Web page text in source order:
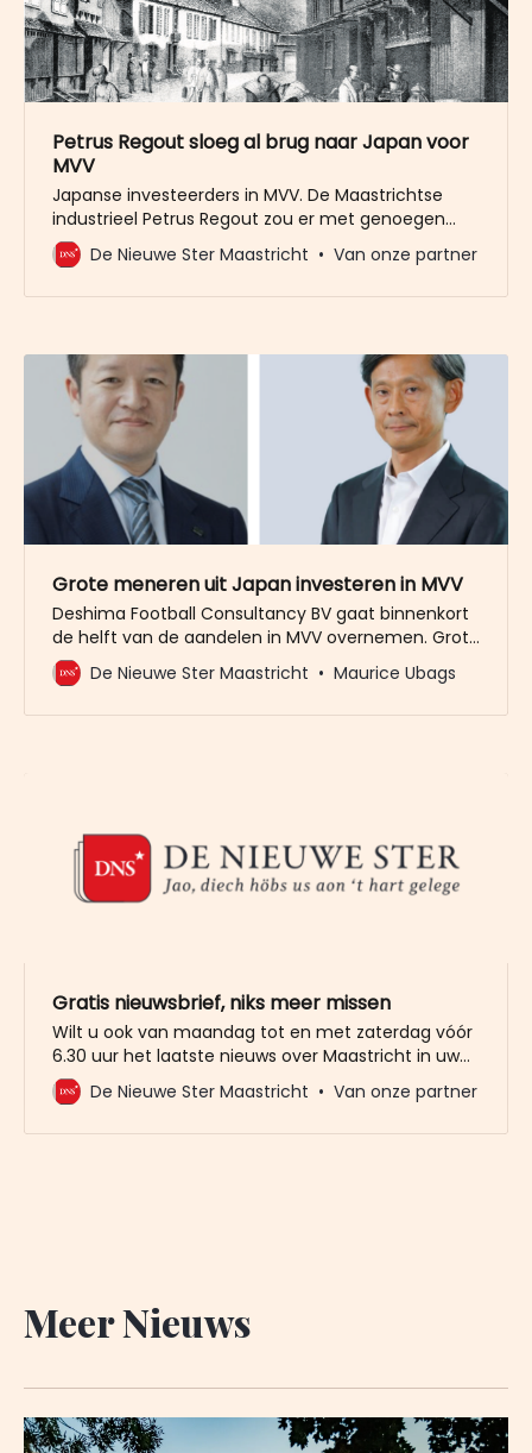
Petrus Regout sloeg al brug naar Japan voor
MVV
Japanse investeerders in MVV. De Maastrichtse
industrieel Petrus Regout zou er met genoegen
naar hebben gekeken. Regout zag als een van de
eerste de enorme mogelijkheden die handel
De Nieuwe Ster Maastricht Van onze partner
Grote meneren uit Japan investeren in MVV
Deshima Football Consultancy BV gaat binnenkort
de helft van de aandelen in MVV overnemen. Grote
vraag is: wie zit er in deze Japans-Nederlandse BV?
Wat blijkt: dat zijn enkele grote namen.
De Nieuwe Ster Maastricht Maurice Ubags
Gratis nieuwsbrief, niks meer missen
Wilt u ook van maandag tot en met zaterdag vóór
6.30 uur het laatste nieuws over Maastricht in uw
mailbox? Meld u dan gratis aan voor de nieuwbrief
van De Nieuwe Ster. Meer dan 20.000 trouwe lezers
De Nieuwe Ster Maastricht Van onze partner
Meer Nieuws